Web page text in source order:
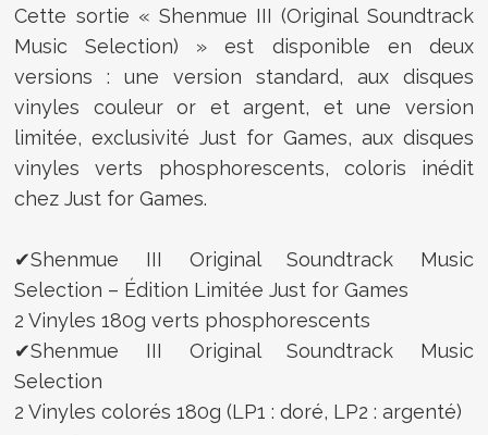
Cette sortie « Shenmue III (Original Soundtrack
Music Selection) » est disponible en deux
versions : une version standard, aux disques
vinyles couleur or et argent, et une version
limitée, exclusivité Just for Games, aux disques
vinyles verts phosphorescents, coloris inédit
chez Just for Games.
✔Shenmue III Original Soundtrack Music
Selection – Édition Limitée Just for Games
2 Vinyles 180g verts phosphorescents
✔Shenmue III Original Soundtrack Music
Selection
2 Vinyles colorés 180g (LP1 : doré, LP2 : argenté)